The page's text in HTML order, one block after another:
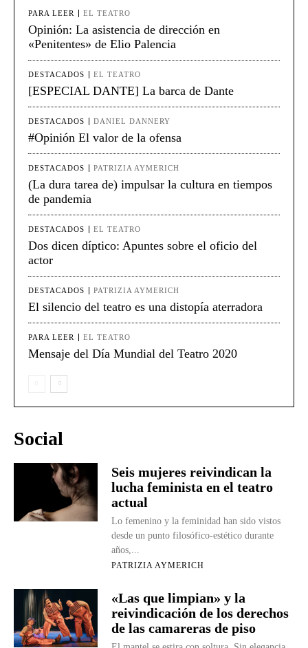
PARA LEER EL TEATRO
Opinión: La asistencia de dirección en
«Penitentes» de Elio Palencia
DESTACADOS EL TEATRO
[ESPECIAL DANTE] La barca de Dante
DESTACADOS DANIEL DANNERY
#Opinión El valor de la ofensa
DESTACADOS PATRIZIA AYMERICH
(La dura tarea de) impulsar la cultura en tiempos
de pandemia
DESTACADOS EL TEATRO
Dos dicen díptico: Apuntes sobre el oficio del
actor
DESTACADOS PATRIZIA AYMERICH
El silencio del teatro es una distopía aterradora
PARA LEER EL TEATRO
Mensaje del Día Mundial del Teatro 2020
Social
Seis mujeres reivindican la
lucha feminista en el teatro
actual
Lo femenino y la feminidad han sido vistos
desde un punto filosófico-estético durante
años,...
PATRIZIA AYMERICH
«Las que limpian» y la
reivindicación de los derechos
de las camareras de piso